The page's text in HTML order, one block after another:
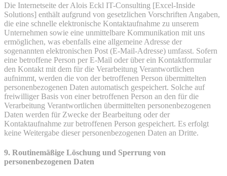
Die Internetseite der Alois Eckl IT-Consulting [Excel-Inside
Solutions] enthält aufgrund von gesetzlichen Vorschriften Angaben,
die eine schnelle elektronische Kontaktaufnahme zu unserem
Unternehmen sowie eine unmittelbare Kommunikation mit uns
ermöglichen, was ebenfalls eine allgemeine Adresse der
sogenannten elektronischen Post (E-Mail-Adresse) umfasst. Sofern
eine betroffene Person per E-Mail oder über ein Kontaktformular
den Kontakt mit dem für die Verarbeitung Verantwortlichen
aufnimmt, werden die von der betroffenen Person übermittelten
personenbezogenen Daten automatisch gespeichert. Solche auf
freiwilliger Basis von einer betroffenen Person an den für die
Verarbeitung Verantwortlichen übermittelten personenbezogenen
Daten werden für Zwecke der Bearbeitung oder der
Kontaktaufnahme zur betroffenen Person gespeichert. Es erfolgt
keine Weitergabe dieser personenbezogenen Daten an Dritte.
9. Routinemäßige Löschung und Sperrung von
personenbezogenen Daten